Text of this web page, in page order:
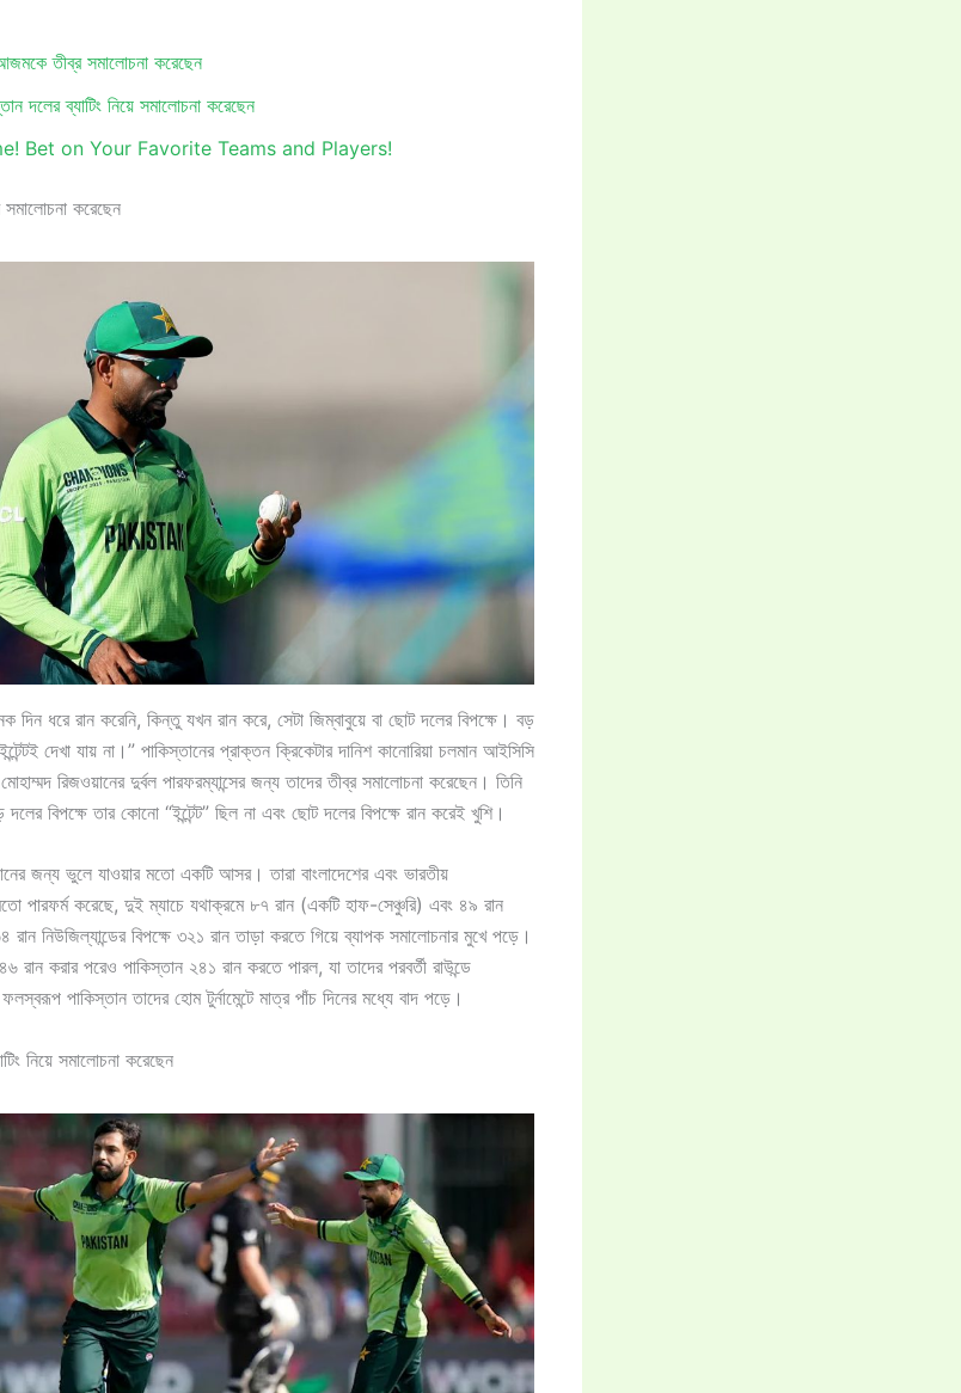
আজমকে তীব্র সমালোচনা করেছেন
দলের ব্যাটিং নিয়ে সমালোচনা করেছেন
Bet on Your Favorite Teams and Players!
করেছেন
দিন ধরে রান করেনি, কিন্তু যখন রান করে, সেটা জিম্বাবুয়ে বা ছোট দলের বিপক্ষে। বড়
দেখা যায় না।” পাকিস্তানের প্রাক্তন ক্রিকেটার দানিশ কানোরিয়া চলমান আইসিসি
রিজওয়ানের দুর্বল পারফরম্যান্সের জন্য তাদের তীব্র সমালোচনা করেছেন। তিনি
বিপক্ষে তার কোনো “ইন্টেন্ট” ছিল না এবং ছোট দলের বিপক্ষে রান করেই খুশি।
জন্য ভুলে যাওয়ার মতো একটি আসর। তারা বাংলাদেশের এবং ভারতীয়
পারফর্ম করেছে, দুই ম্যাচে যথাক্রমে ৮৭ রান (একটি হাফ-সেঞ্চুরি) এবং ৪৯ রান
নিউজিল্যান্ডের বিপক্ষে ৩২১ রান তাড়া করতে গিয়ে ব্যাপক সমালোচনার মুখে পড়ে।
রান করার পরেও পাকিস্তান ২৪১ রান করতে পারল, যা তাদের পরবর্তী রাউন্ডে
পাকিস্তান তাদের হোম টুর্নামেন্টে মাত্র পাঁচ দিনের মধ্যে বাদ পড়ে।
নিয়ে সমালোচনা করেছেন